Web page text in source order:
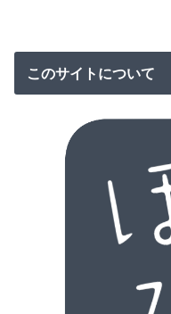
このサイトについて